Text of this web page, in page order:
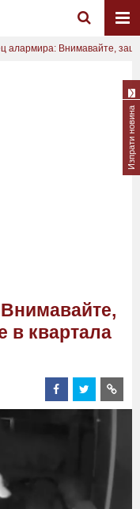
алармира: Внимавайте,
в квартала
Изпрати новина